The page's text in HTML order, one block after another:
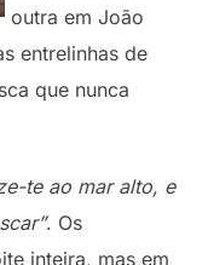
outra em João
entrelinhas de
que nunca
te ao mar alto, e
. Os
inteira, mas em